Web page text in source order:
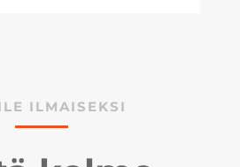
ILMAISEKSI